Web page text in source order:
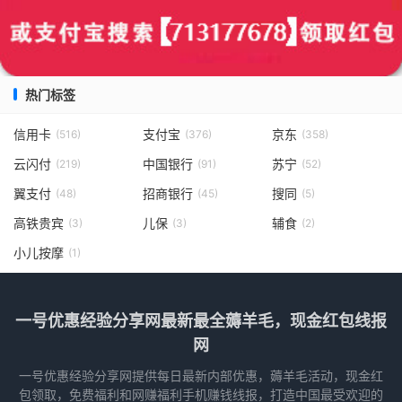
热门标签
信用卡 (516) 支付宝 (376) 京东 (358)
云闪付 (219) 中国银行 (91) 苏宁 (52)
翼支付 (48) 招商银行 (45) 搜同 (5)
高铁贵宾 (3) 儿保 (3) 辅食 (2)
小儿按摩 (1)
一号优惠经验分享网最新最全薅羊毛，现金红包线报
网
一号优惠经验分享网提供每日最新内部优惠，薅羊毛活动，现金红
包领取，免费福利和网赚福利手机赚钱线报，打造中国最受欢迎的